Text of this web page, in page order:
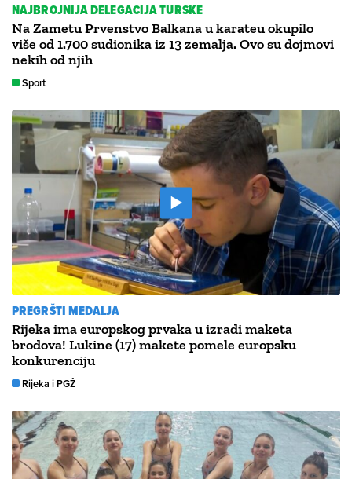
NAJBROJNIJA DELEGACIJA TURSKE
Na Zametu Prvenstvo Balkana u karateu okupilo
više od 1.700 sudionika iz 13 zemalja. Ovo su dojmovi
nekih od njih
Sport
PREGRŠTI MEDALJA
Rijeka ima europskog prvaka u izradi maketa
brodova! Lukine (17) makete pomele europsku
konkurenciju
Rijeka i PGŽ